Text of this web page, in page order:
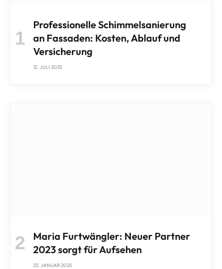
Professionelle Schimmelsanierung
an Fassaden: Kosten, Ablauf und
Versicherung
12. JULI 2025
Maria Furtwängler: Neuer Partner
2023 sorgt für Aufsehen
23. JANUAR 2025